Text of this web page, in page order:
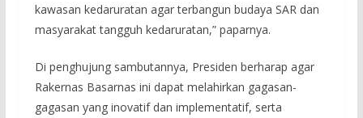
kawasan kedaruratan agar terbangun budaya SAR dan
masyarakat tangguh kedaruratan,” paparnya.
Di penghujung sambutannya, Presiden berharap agar
Rakernas Basarnas ini dapat melahirkan gagasan-
gagasan yang inovatif dan implementatif, serta